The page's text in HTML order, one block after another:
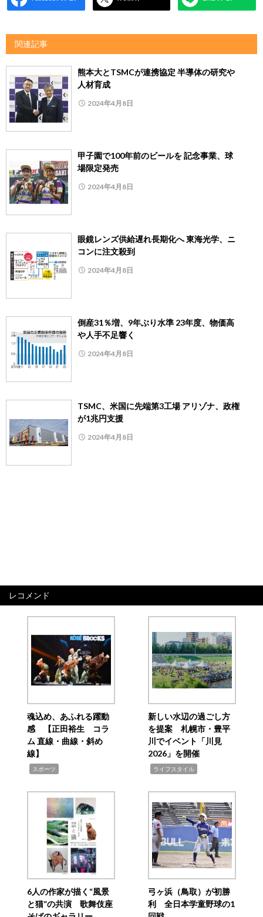
関連記事
熊本大とTSMCが連携協定 半導体の研究や
人材育成
2024年4月8日
甲子園で100年前のビールを 記念事業、球
場限定発売
2024年4月8日
眼鏡レンズ供給遅れ長期化へ 東海光学、ニ
コンに注文殺到
2024年4月8日
倒産31％増、9年ぶり水準 23年度、物価高
や人手不足響く
2024年4月8日
TSMC、米国に先端第3工場 アリゾナ、政権
が1兆円支援
2024年4月8日
レコメンド
魂込め、あふれる躍動
感 【正田裕生 コラ
ム 直線・曲線・斜め
線】
スポーツ
新しい水辺の過ごし方
を提案 札幌市・豊平
川でイベント「川見
2026」を開催
ライフスタイル
6人の作家が描く“風景
と猫”の共演 歌舞伎座
弓ヶ浜（鳥取）が初勝
利 全日本学童野球の1